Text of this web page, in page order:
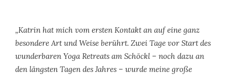
„Katrin hat mich vom ersten Kontakt an auf eine ganz
besondere Art und Weise berührt. Zwei Tage vor Start des
wunderbaren Yoga Retreats am Schöckl – noch dazu an
den längsten Tagen des Jahres – wurde meine große